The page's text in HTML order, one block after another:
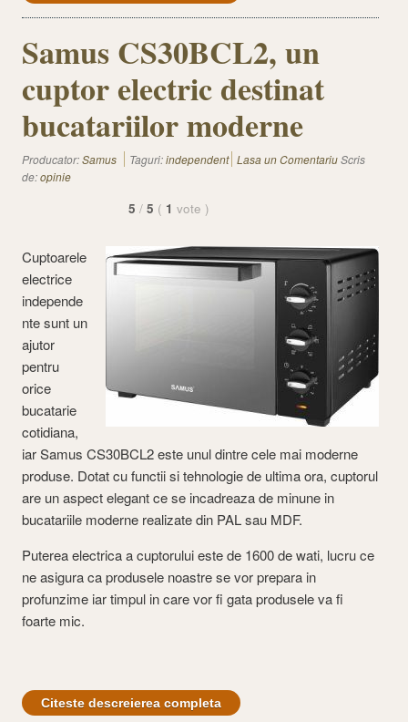
Samus CS30BCL2, un
cuptor electric destinat
bucatariilor moderne
Producator:Samus Taguri:independent Lasa un ComentariuScris
de:opinie
5 / 5 ( 1 vote )
Cuptoarele
electrice
independe
nte sunt un
ajutor
pentru
orice
bucatarie
cotidiana,
iar Samus CS30BCL2 este unul dintre cele mai moderne
produse. Dotat cu functii si tehnologie de ultima ora, cuptorul
are un aspect elegant ce se incadreaza de minune in
bucatariile moderne realizate din PAL sau MDF.
Puterea electrica a cuptorului este de 1600 de wati, lucru ce
ne asigura ca produsele noastre se vor prepara in
profunzime iar timpul in care vor fi gata produsele va fi
foarte mic.
Citeste descreierea completa